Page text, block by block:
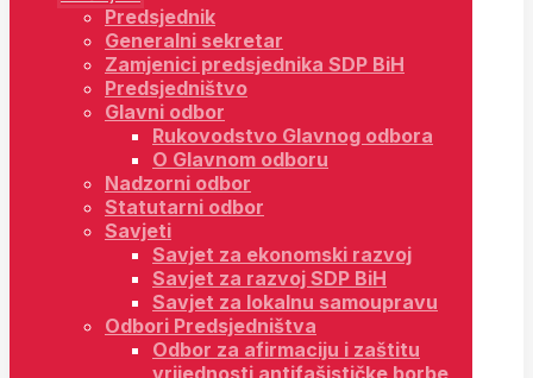
Predsjednik
Generalni sekretar
Zamjenici predsjednika SDP BiH
Predsjedništvo
Glavni odbor
Rukovodstvo Glavnog odbora
O Glavnom odboru
Nadzorni odbor
Statutarni odbor
Savjeti
Savjet za ekonomski razvoj
Savjet za razvoj SDP BiH
Savjet za lokalnu samoupravu
Odbori Predsjedništva
Odbor za afirmaciju i zaštitu
vrijednosti antifašističke borbe